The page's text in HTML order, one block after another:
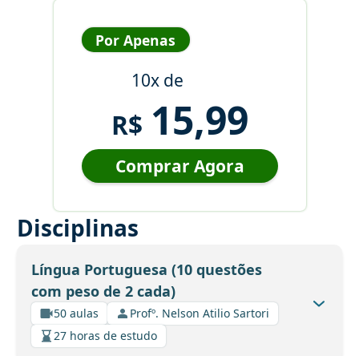
Por Apenas
10x de
R$ 15,99
Comprar Agora
Disciplinas
Língua Portuguesa (10 questões
com peso de 2 cada)
50 aulas
Profº. Nelson Atilio Sartori
27 horas de estudo